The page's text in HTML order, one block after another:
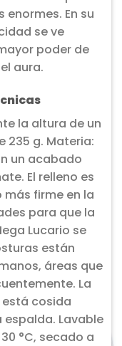
En su
se ve
poder de
aura.
la altura de un
235 g. Materia:
un acabado
El relleno es
firme en la
para que la
Lucario se
están
áreas que
La
cosida
Lavable
°C, secado a